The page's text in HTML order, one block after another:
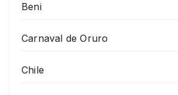
Beni
Carnaval de Oruro
Chile